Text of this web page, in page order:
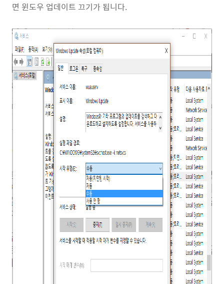
면 윈도우 업데이트 끄기가 됩니다.